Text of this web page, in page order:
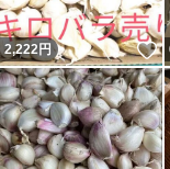
2,222円